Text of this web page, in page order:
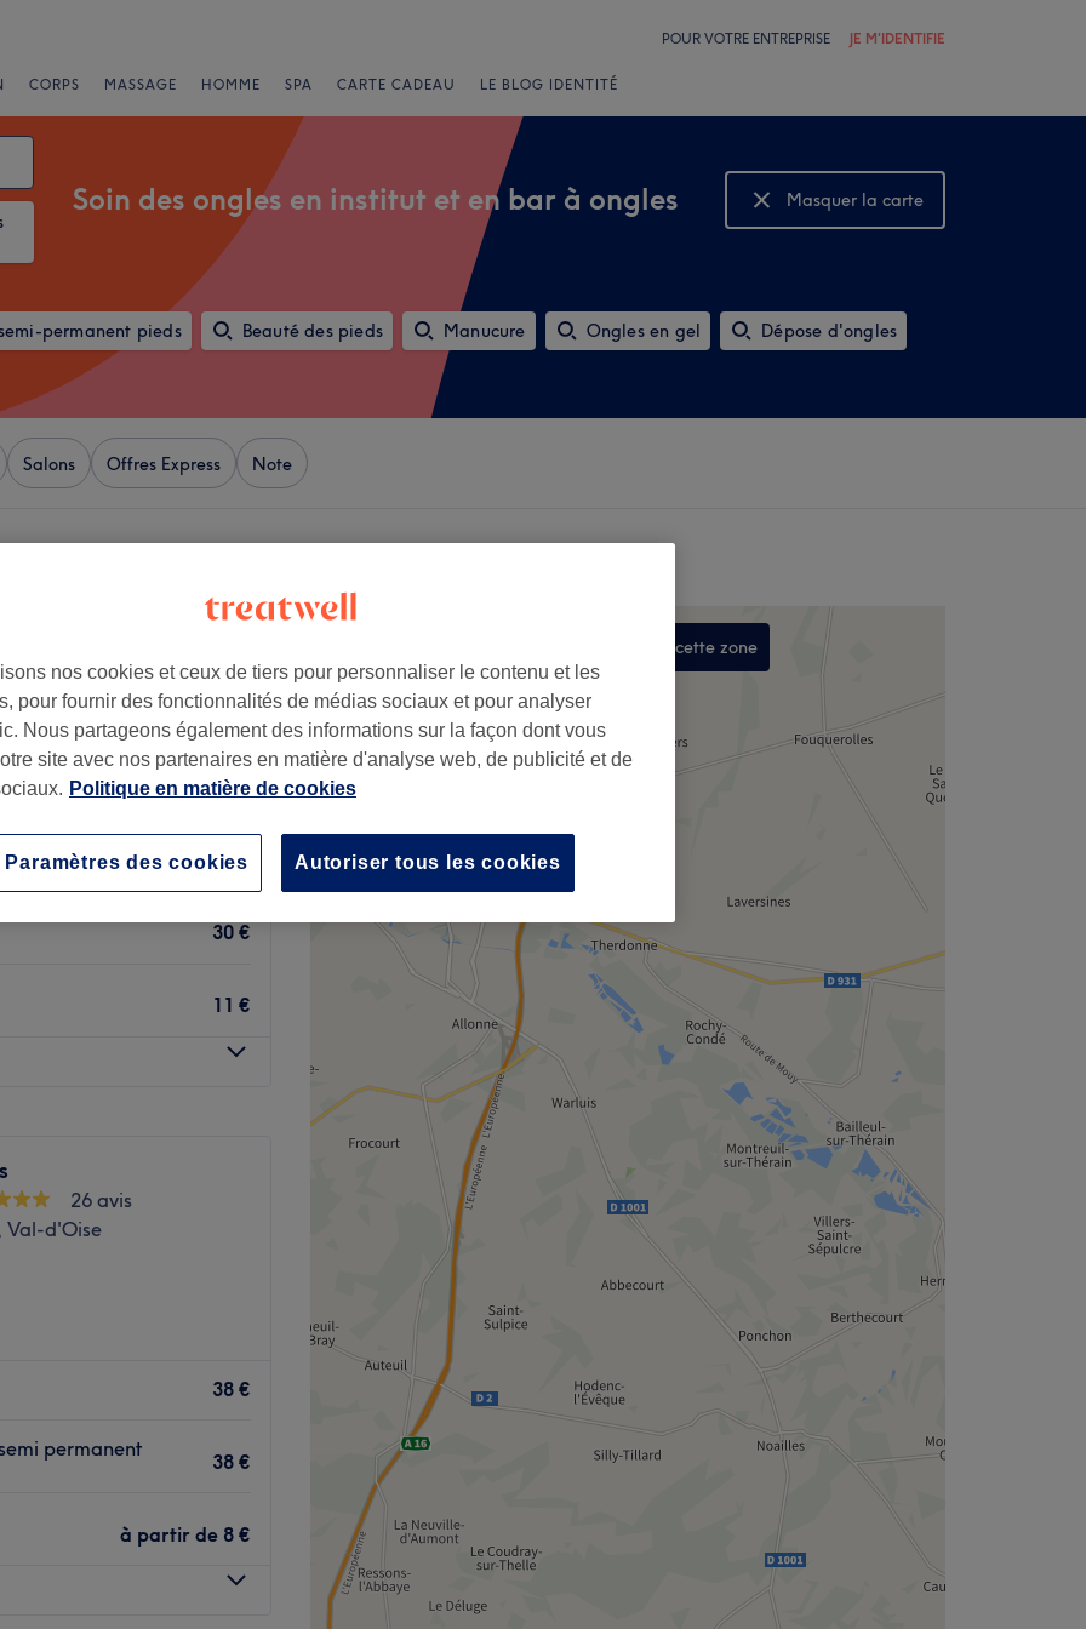
POUR VOTRE ENTREPRISE JE M'IDENTIFIE
CORPS MASSAGE HOMME SPA CARTE CADEAU LE BLOG IDENTITÉ
Soin des ongles en institut et en bar à ongles
Masquer la carte
Montrer la carte
permanent pieds Beauté des pieds Manucure Ongles en gel Dépose d'ongles
Salons Offres Express Note
Herblay, Val-d'Oise
166 avis
Val-d'Oise
votre expert
40 €
30 €
11 €
situé dans la ville de
une pièce dédiée, et a
de beauté de
minutes à pied de
le rend facilement
26 avis
Val-d'Oise
38 €
permanent
38 €
à partir de 8 €
−
Rechercher dans cette zone
nos cookies et ceux de tiers pour personnaliser le contenu et les
pour fournir des fonctionnalités de médias sociaux et pour analyser
Nous partageons également des informations sur la façon dont vous
site avec nos partenaires en matière d'analyse web, de publicité et de
Politique en matière de cookies
Autoriser tous les cookies
Paramètres des cookies